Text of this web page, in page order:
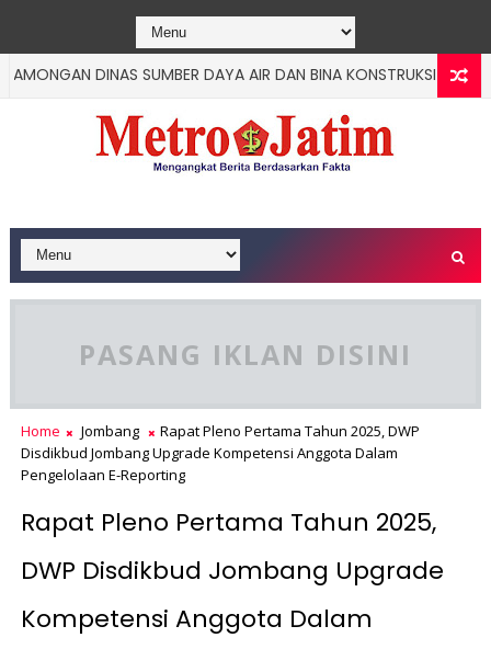
DINAS SUMBER DAYA AIR DAN BINA KONSTRUKSI
PASANG IKLAN DISINI
Home Jombang
Rapat Pleno Pertama Tahun 2025, DWP
Disdikbud Jombang Upgrade Kompetensi Anggota Dalam
Pengelolaan E-Reporting
Rapat Pleno Pertama Tahun 2025,
DWP Disdikbud Jombang Upgrade
Kompetensi Anggota Dalam